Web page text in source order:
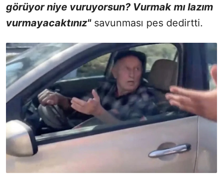
görüyor niye vuruyorsun? Vurmak mı lazım
vurmayacaktınız"savunması pes dedirtti.